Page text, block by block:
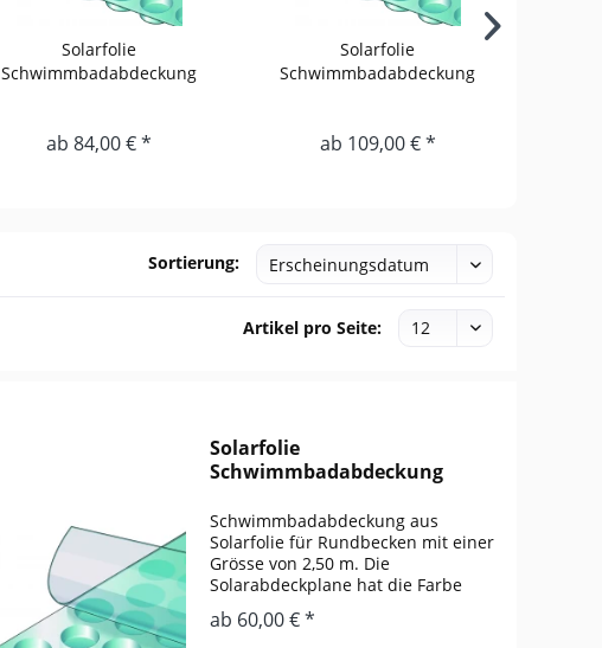
Solarfolie
Schwimmbadabdeckung
ab 84,00 € *
Solarfolie
Schwimmbadabdeckung
ab 109,00 € *
Sortierung:
Artikel pro Seite:
Solarfolie
Schwimmbadabdeckung
Schwimmbadabdeckung aus
Solarfolie für Rundbecken mit einer
Grösse von 2,50 m. Die
Solarabdeckplane hat die Farbe
blau. Der Wärmegewinn gegenüber
einem nicht abgedeckten Pool liegt
ab 60,00 € *